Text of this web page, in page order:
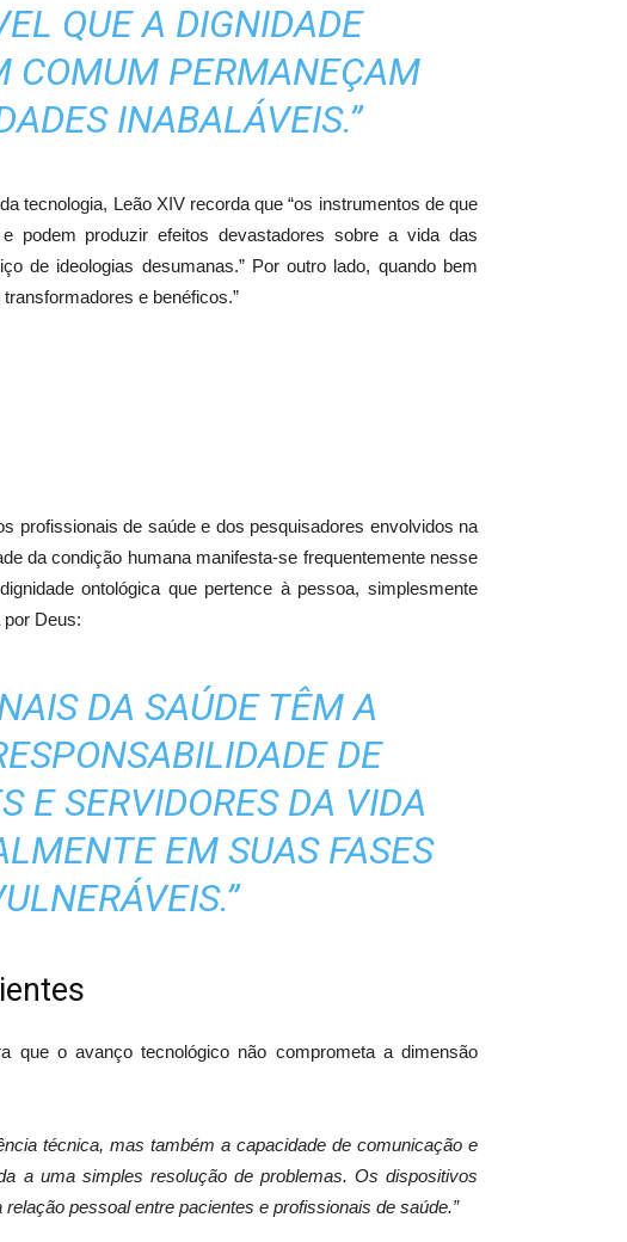
QUE A DIGNIDADE
COMUM PERMANEÇAM
INABALÁVEIS.”
tecnologia, Leão XIV recorda que “os instrumentos de que
podem produzir efeitos devastadores sobre a vida das
de ideologias desumanas.” Por outro lado, quando bem
e benéficos.”
profissionais de saúde e dos pesquisadores envolvidos na
da condição humana manifesta-se frequentemente nesse
ontológica que pertence à pessoa, simplesmente
por Deus:
DA SAÚDE TÊM A
DE
E SERVIDORES DA VIDA
EM SUAS FASES
que o avanço tecnológico não comprometa a dimensão
técnica, mas também a capacidade de comunicação e
a uma simples resolução de problemas. Os dispositivos
pessoal entre pacientes e profissionais de saúde.”